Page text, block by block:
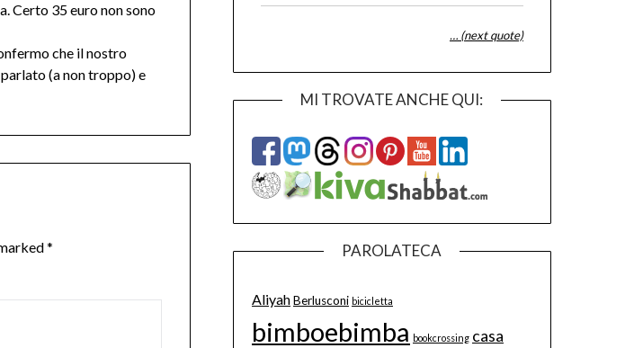
Certo 35 euro non sono
che il nostro
(a non troppo) e
*
… (next quote)
MI TROVATE ANCHE QUI:
PAROLATECA
AliyahBerlusconi bicicletta
bimboebimba bookcrossing casa